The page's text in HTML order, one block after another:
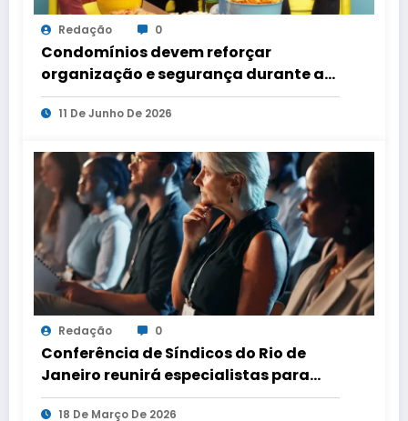
Redação 0
Condomínios devem reforçar
organização e segurança durante a
Copa do Mundo
11 De Junho De 2026
Redação 0
Conferência de Síndicos do Rio de
Janeiro reunirá especialistas para
debater segurança, mobilidade e
18 De Março De 2026